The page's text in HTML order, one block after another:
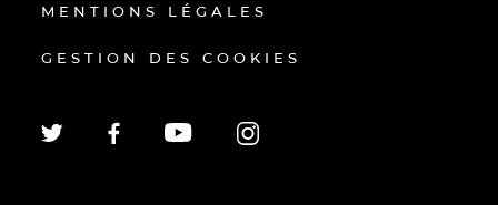
MENTIONS LÉGALES
GESTION DES COOKIES